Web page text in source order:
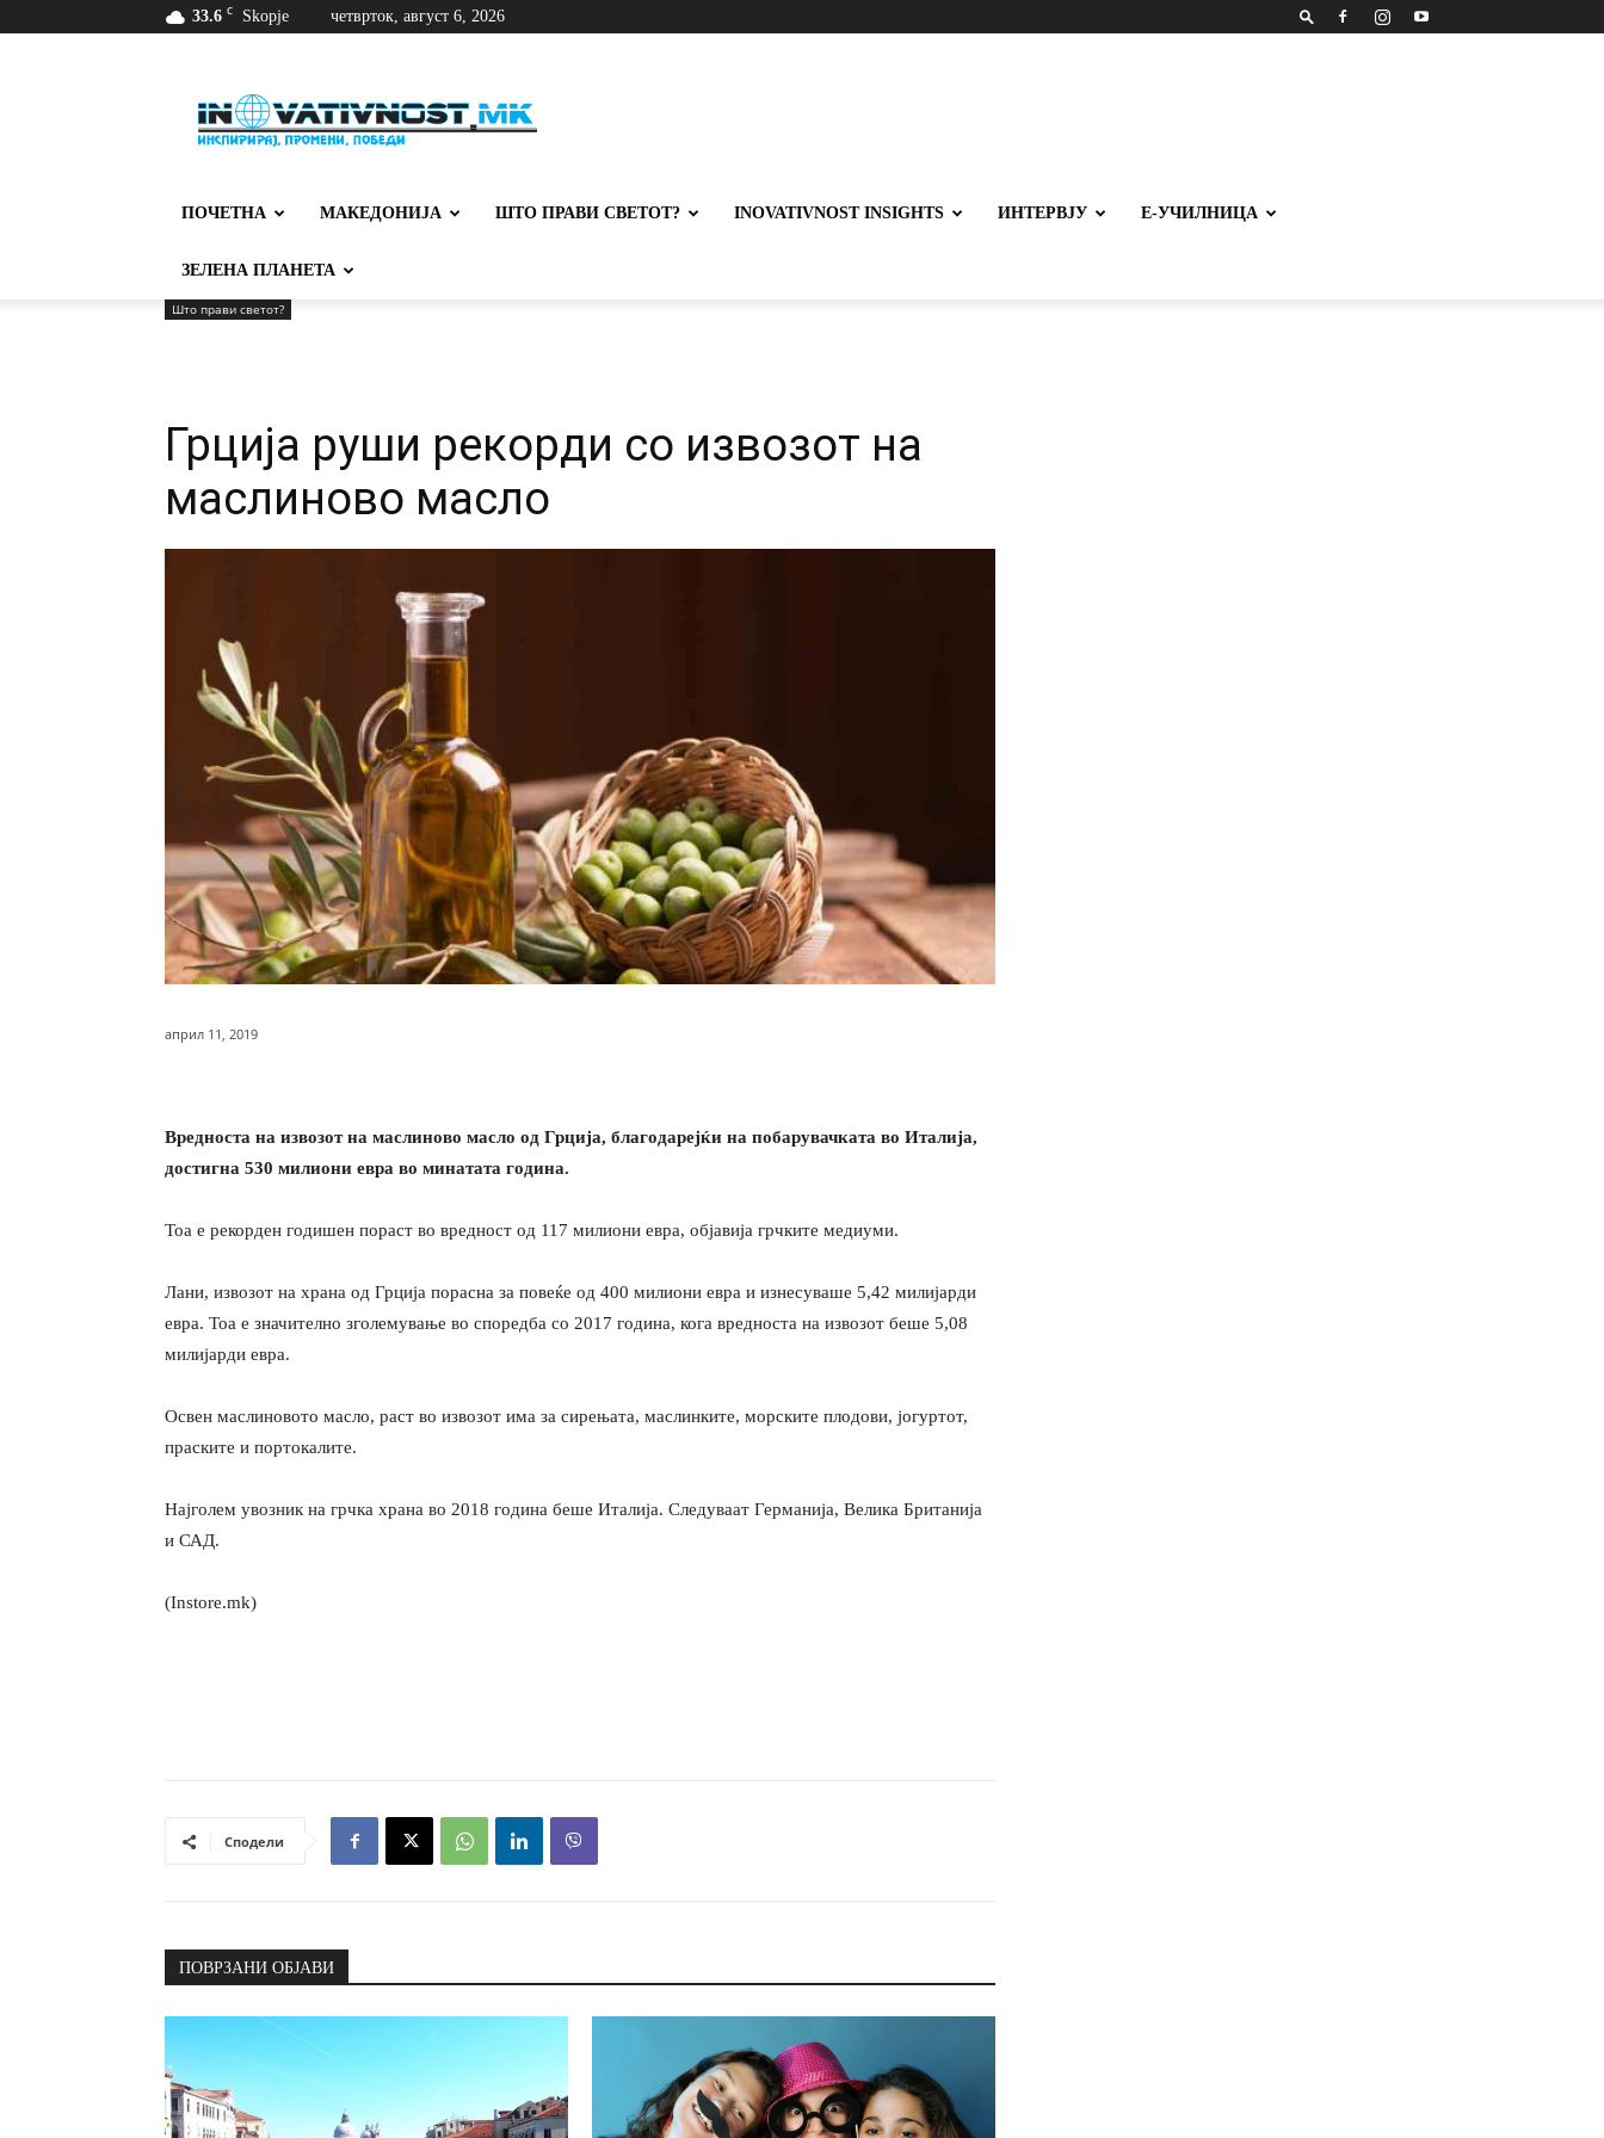
33.6 C Skopje четврток, август 6, 2026
ПОЧЕТНА МАКЕДОНИЈА ШТО ПРАВИ СВЕТОТ? INOVATIVNOST INSIGHTS ИНТЕРВЈУ Е-УЧИЛНИЦА
ЗЕЛЕНА ПЛАНЕТА
Што прави светот?
Грција руши рекорди со извозот на
маслиново масло
април 11, 2019
Вредноста на извозот на маслиново масло од Грција, благодарејќи на побарувачката во Италија,
достигна 530 милиони евра во минатата година.
Тоа е рекорден годишен пораст во вредност од 117 милиони евра, објавија грчките медиуми.
Лани, извозот на храна од Грција порасна за повеќе од 400 милиони евра и изнесуваше 5,42 милијарди
евра. Тоа е значително зголемување во споредба со 2017 година, кога вредноста на извозот беше 5,08
милијарди евра.
Освен маслиновото масло, раст во извозот има за сирењата, маслинките, морските плодови, јогуртот,
праските и портокалите.
Најголем увозник на грчка храна во 2018 година беше Италија. Следуваат Германија, Велика Британија
и САД.
(Instore.mk)
Сподели
ПОВРЗАНИ ОБЈАВИ